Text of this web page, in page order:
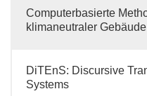
Computerbasierte
klimaneutraler Gebäude
DiTEnS: Discursive
Systems